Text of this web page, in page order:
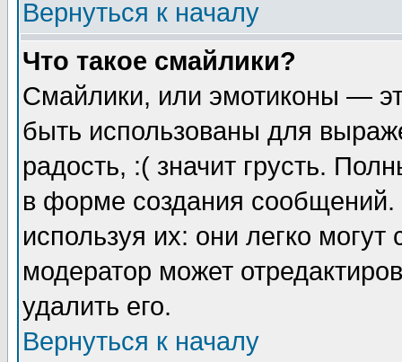
Вернуться к началу
Что такое смайлики?
Смайлики, или эмотиконы —
быть использованы для
радость, :( значит грусть.
в форме создания сообщений.
используя их: они легко
модератор может
удалить его.
Вернуться к началу